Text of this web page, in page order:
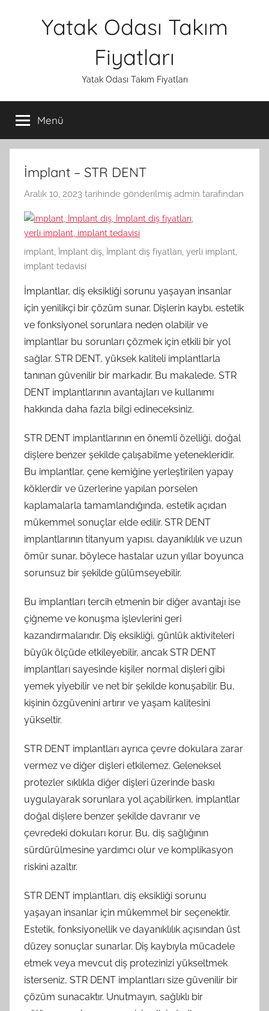
Yatak Odası Takım
Fiyatları
Yatak Odası Takım Fiyatları
Menü
İmplant – STR DENT
Aralık 10, 2023 tarihinde gönderilmiş admin tarafından
implant, İmplant diş, İmplant diş fiyatları, yerli implant,
implant tedavisi
İmplantlar, diş eksikliği sorunu yaşayan insanlar
için yenilikçi bir çözüm sunar. Dişlerin kaybı, estetik
ve fonksiyonel sorunlara neden olabilir ve
implantlar bu sorunları çözmek için etkili bir yol
sağlar. STR DENT, yüksek kaliteli implantlarla
tanınan güvenilir bir markadır. Bu makalede, STR
DENT implantlarının avantajları ve kullanımı
hakkında daha fazla bilgi edineceksiniz.
STR DENT implantlarının en önemli özelliği, doğal
dişlere benzer şekilde çalışabilme yetenekleridir.
Bu implantlar, çene kemiğine yerleştirilen yapay
köklerdir ve üzerlerine yapılan porselen
kaplamalarla tamamlandığında, estetik açıdan
mükemmel sonuçlar elde edilir. STR DENT
implantlarının titanyum yapısı, dayanıklılık ve uzun
ömür sunar, böylece hastalar uzun yıllar boyunca
sorunsuz bir şekilde gülümseyebilir.
Bu implantları tercih etmenin bir diğer avantajı ise
çiğneme ve konuşma işlevlerini geri
kazandırmalarıdır. Diş eksikliği, günlük aktiviteleri
büyük ölçüde etkileyebilir, ancak STR DENT
implantları sayesinde kişiler normal dişleri gibi
yemek yiyebilir ve net bir şekilde konuşabilir. Bu,
kişinin özgüvenini artırır ve yaşam kalitesini
yükseltir.
STR DENT implantları ayrıca çevre dokulara zarar
vermez ve diğer dişleri etkilemez. Geleneksel
protezler sıklıkla diğer dişleri üzerinde baskı
uygulayarak sorunlara yol açabilirken, implantlar
doğal dişlere benzer şekilde davranır ve
çevredeki dokuları korur. Bu, diş sağlığının
sürdürülmesine yardımcı olur ve komplikasyon
riskini azaltır.
STR DENT implantları, diş eksikliği sorunu
yaşayan insanlar için mükemmel bir seçenektir.
Estetik, fonksiyonellik ve dayanıklılık açısından üst
düzey sonuçlar sunarlar. Diş kaybıyla mücadele
etmek veya mevcut diş protezinizi yükseltmek
isterseniz, STR DENT implantları size güvenilir bir
çözüm sunacaktır. Unutmayın, sağlıklı bir